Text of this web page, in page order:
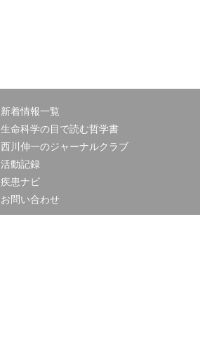
新着情報一覧
生命科学の目で読む哲学書
西川伸一のジャーナルクラブ
活動記録
疾患ナビ
お問い合わせ